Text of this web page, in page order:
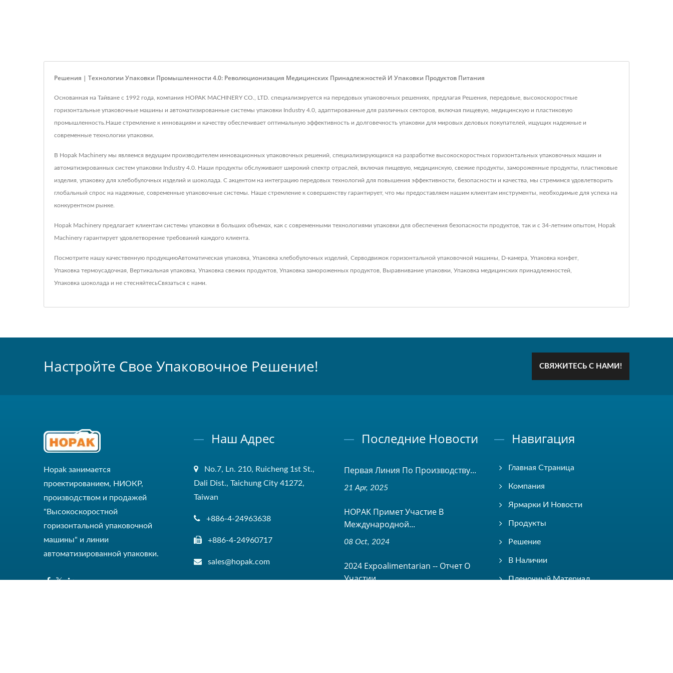
Решения | Технологии Упаковки Промышленности 4.0: Революционизация Медицинских Принадлежностей И Упаковки Продуктов Питания
Основанная на Тайване с 1992 года, компания HOPAK MACHINERY CO., LTD. специализируется на передовых упаковочных решениях, предлагая Решения, передовые, высокоскоростные
горизонтальные упаковочные машины и автоматизированные системы упаковки Industry 4.0, адаптированные для различных секторов, включая пищевую, медицинскую и пластиковую
промышленность.Наше стремление к инновациям и качеству обеспечивает оптимальную эффективность и долговечность упаковки для мировых деловых покупателей, ищущих надежные и
современные технологии упаковки.
В Hopak Machinery мы являемся ведущим производителем инновационных упаковочных решений, специализирующихся на разработке высокоскоростных горизонтальных упаковочных машин и
автоматизированных систем упаковки Industry 4.0. Наши продукты обслуживают широкий спектр отраслей, включая пищевую, медицинскую, свежие продукты, замороженные продукты, пластиковые
изделия, упаковку для хлебобулочных изделий и шоколада. С акцентом на интеграцию передовых технологий для повышения эффективности, безопасности и качества, мы стремимся удовлетворить
глобальный спрос на надежные, современные упаковочные системы. Наше стремление к совершенству гарантирует, что мы предоставляем нашим клиентам инструменты, необходимые для успеха на
конкурентном рынке.
Hopak Machinery предлагает клиентам системы упаковки в больших объемах, как с современными технологиями упаковки для обеспечения безопасности продуктов, так и с 34-летним опытом, Hopak
Machinery гарантирует удовлетворение требований каждого клиента.
Посмотрите нашу качественную продукциюАвтоматическая упаковка Упаковка хлебобулочных изделий Серводвижок горизонтальной упаковочной машины D-камера Упаковка конфет
Упаковка термоусадочная Вертикальная упаковка Упаковка свежих продуктов Упаковка замороженных продуктов Выравнивание упаковки Упаковка медицинских принадлежностей
Упаковка шоколада и не стесняйтесьСвязаться с нами
Настройте Свое Упаковочное Решение! СВЯЖИТЕСЬ С НАМИ!
Hopak занимается
проектированием, НИОКР,
производством и продажей
"Высокоскоростной
горизонтальной упаковочной
машины" и линии
автоматизированной упаковки.
Наш Адрес
No.7, Ln. 210, Ruicheng 1st St.,
Dali Dist., Taichung City 41272,
Taiwan
+886-4-24963638
+886-4-24960717
sales@hopak.com
Последние Новости
Первая Линия По Производству...
21 Apr, 2025
HOPAK Примет Участие В
Международной...
08 Oct, 2024
2024 Expoalimentarian -- Отчет О
Участии...
Навигация
Главная Страница
Компания
Ярмарки И Новости
Продукты
Решение
В Наличии
Пленочный Материал